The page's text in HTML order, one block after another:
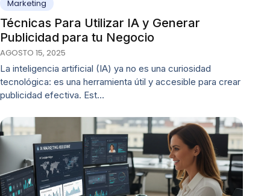
Marketing
Técnicas Para Utilizar IA y Generar
Publicidad para tu Negocio
AGOSTO 15, 2025
La inteligencia artificial (IA) ya no es una curiosidad
tecnológica: es una herramienta útil y accesible para crear
publicidad efectiva. Est…